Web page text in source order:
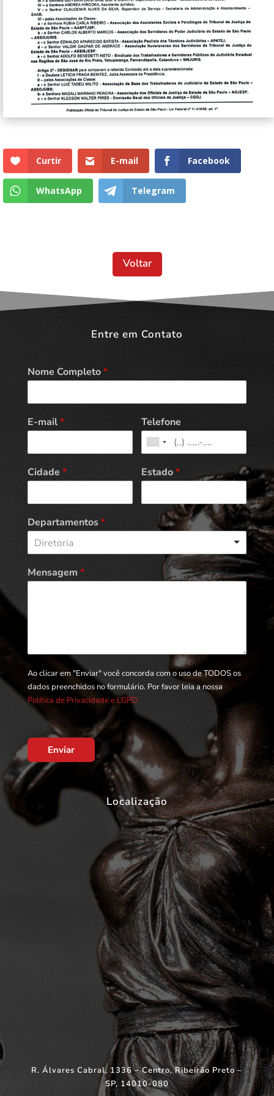
Curtir E-mail Facebook
WhatsApp Telegram
Voltar
Entre em Contato
Nome Completo*
E-mail* Telefone
Cidade * Estado*
Departamentos*
Diretoria
Mensagem *
Ao clicar em "Enviar" você concorda com o uso de TODOS os
dados preenchidos no formulário. Por favor leia a nossa
Política de Privacidade e LGPD.
Enviar
Localização
R. Álvares Cabral, 1336 – Centro, Ribeirão Preto –
SP, 14010-080